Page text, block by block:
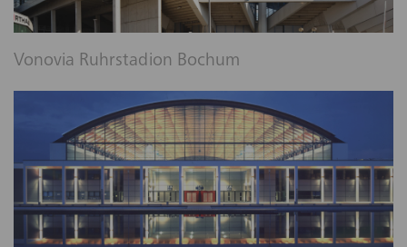
Vonovia Ruhrstadion Bochum